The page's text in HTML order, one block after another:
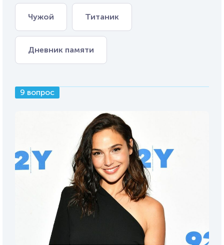
Чужой Титаник
Дневник памяти
9 вопрос